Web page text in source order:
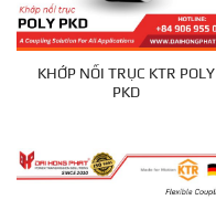
KHỚP NỐI TRỤC KTR POLY
PKD